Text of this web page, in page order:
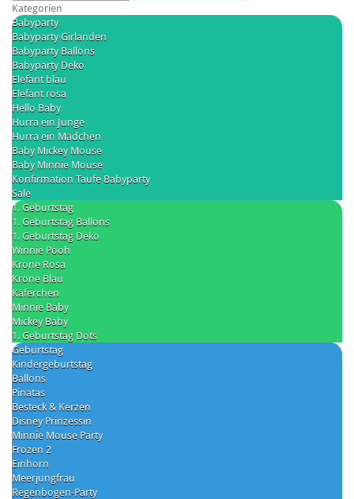
Kategorien
Babyparty
Babyparty Girlanden
Babyparty Ballons
Babyparty Deko
Elefant blau
Elefant rosa
Hello Baby
Hurra ein Junge
Hurra ein Mädchen
Baby Mickey Mouse
Baby Minnie Mouse
Konfirmation Taufe Babyparty
Sale
1. Geburtstag
1. Geburtstag Ballons
1. Geburtstag Deko
Winnie Pooh
Krone Rosa
Krone Blau
Käferchen
Minnie Baby
Mickey Baby
1. Geburtstag Dots
Geburtstag
Kindergeburtstag
Ballons
Pinatas
Besteck & Kerzen
Disney Prinzessin
Minnie Mouse Party
Frozen 2
Einhorn
Meerjungfrau
Regenbogen-Party